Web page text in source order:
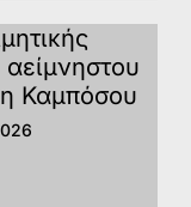
Καμπόσου